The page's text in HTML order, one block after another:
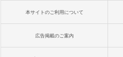
本サイトのご利用について
広告掲載のご案内